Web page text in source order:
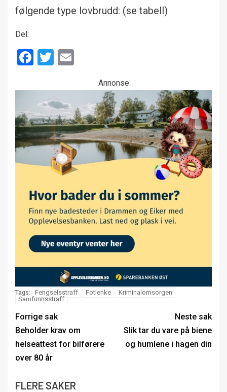
følgende type lovbrudd: (se tabell)
Del:
Facebook
Twitter
Annonse
Tags: Fengselsstraff Fotlenke
Kriminalomsorgen
Samfunnsstraff
Forrige sak
Beholder krav om
helseattest for bilførere
over 80 år
Neste sak
Slik tar du vare på biene
og humlene i hagen din
FLERE SAKER